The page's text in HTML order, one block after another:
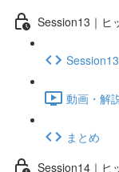
Session13｜ヒ
動画・解
まとめ
Session14｜ヒ